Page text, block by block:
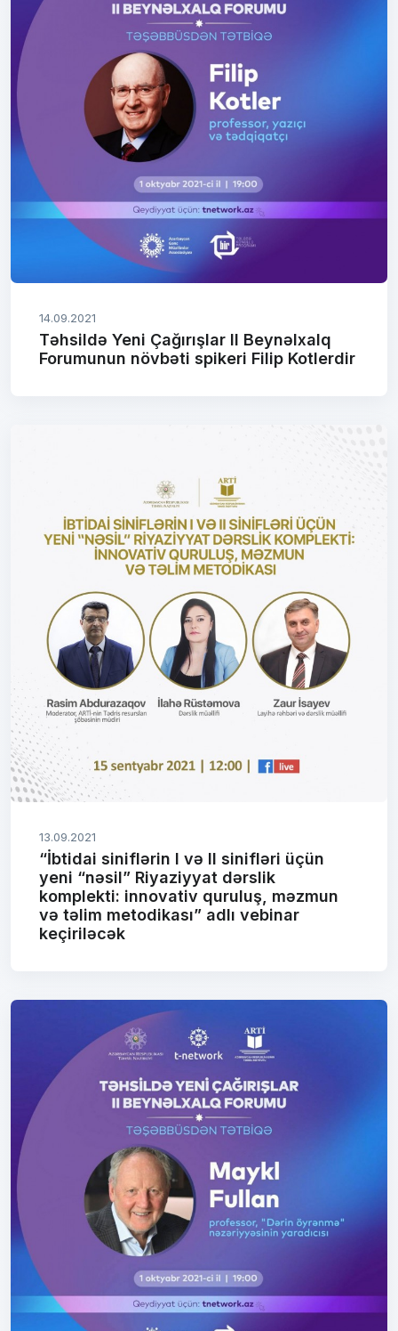
14.09.2021
Təhsildə Yeni Çağırışlar II Beynəlxalq
Forumunun növbəti spikeri Filip Kotlerdir
13.09.2021
“İbtidai siniflərin I və II sinifləri üçün
yeni “nəsil” Riyaziyyat dərslik
komplekti: innovativ quruluş, məzmun
və təlim metodikası” adlı vebinar
keçiriləcək